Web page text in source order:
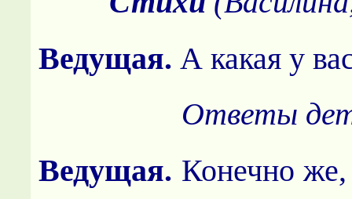
Ведущая. А какая у
Ответы
Ведущая. Конечно